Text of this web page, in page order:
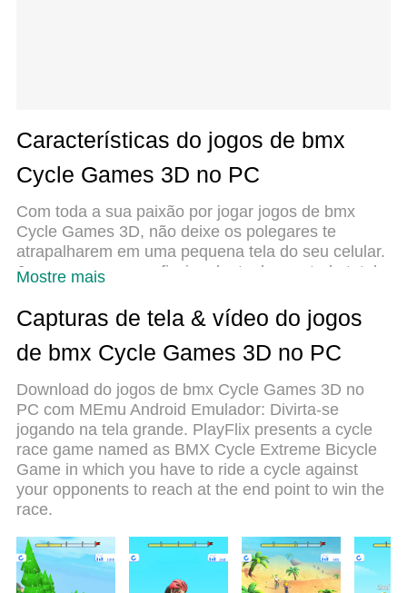
Características do jogos de bmx
Cycle Games 3D no PC
Com toda a sua paixão por jogar jogos de bmx
Cycle Games 3D, não deixe os polegares te
atrapalharem em uma pequena tela do seu celular.
Jogue como um profissional e tenha controle total
oferece todas as coisas que você está esperando.
Baixe e jogue jogos de bmx Cycle Games 3D no
PC. Jogue o tempo que quiser, sem mais
ligações enquanto estiver jogando. O novíssimo
MEmu 9 é a melhor escolha de jogar jogos de bmx
Cycle Games 3D no PC. Com grandes novidades
no sistema de mapeamento que faz jogos de bmx
Cycle Games 3D um jogo de PC real. Nossa
equipe melhorou o gerenciamento de várias
instâncias do Android, reduzindo tempo de
dispositivo. O mais importante, nosso mecanimos
de emulação exclusivo pode liberar todo o
Mostre mais
Capturas de tela & vídeo do jogos
de bmx Cycle Games 3D no PC
Download do jogos de bmx Cycle Games 3D no
PC com MEmu Android Emulador: Divirta-se
jogando na tela grande. PlayFlix presents a cycle
race game named as BMX Cycle Extreme Bicycle
Game in which you have to ride a cycle against
your opponents to reach at the end point to win the
race.